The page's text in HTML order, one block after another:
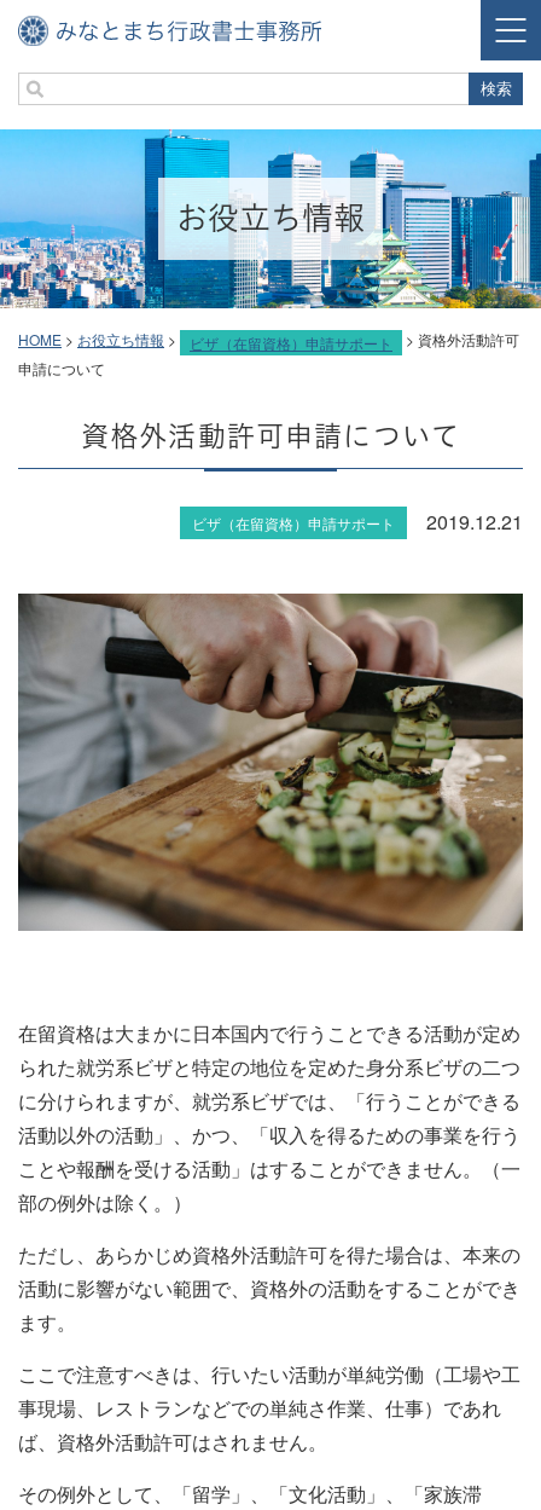
お役立ち情報
HOME > お役立ち情報 > ビザ（在留資格）申請サポート > 資格外活動許可
申請について
資格外活動許可申請について
ビザ（在留資格）申請サポート 2019.12.21
在留資格は大まかに日本国内で行うことできる活動が定め
られた就労系ビザと特定の地位を定めた身分系ビザの二つ
に分けられますが、就労系ビザでは、「行うことができる
活動以外の活動」、かつ、「収入を得るための事業を行う
ことや報酬を受ける活動」はすることができません。（一
部の例外は除く。）
ただし、あらかじめ資格外活動許可を得た場合は、本来の
活動に影響がない範囲で、資格外の活動をすることができ
ます。
ここで注意すべきは、行いたい活動が単純労働（工場や工
事現場、レストランなどでの単純さ作業、仕事）であれ
ば、資格外活動許可はされません。
その例外として、「留学」、「文化活動」、「家族滞